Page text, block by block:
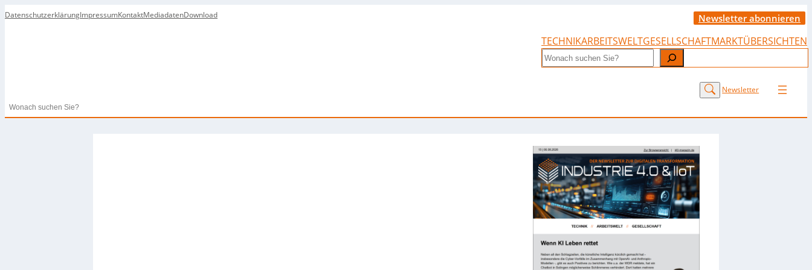
DatenschutzerklärungImpressumKontaktMediadatenDownload Newsletter abonnieren
TECHNIKARBEITSWELTGESELLSCHAFTMARKTÜBERSICHTEN
Search
Newsletter
Search